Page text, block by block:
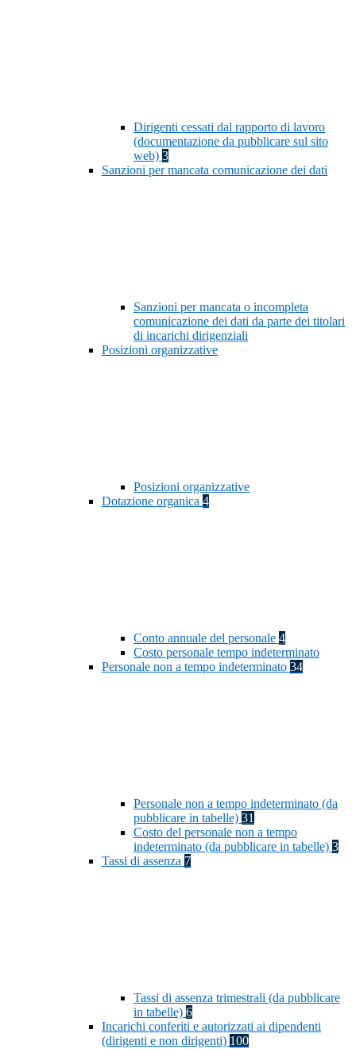
Dirigenti cessati dal rapporto di lavoro
(documentazione da pubblicare sul sito
web) 3
Sanzioni per mancata comunicazione dei dati
Sanzioni per mancata o incompleta
comunicazione dei dati da parte dei titolari
di incarichi dirigenziali
Posizioni organizzative
Posizioni organizzative
Dotazione organica 4
Conto annuale del personale 4
Costo personale tempo indeterminato
Personale non a tempo indeterminato 34
Personale non a tempo indeterminato (da
pubblicare in tabelle) 31
Costo del personale non a tempo
indeterminato (da pubblicare in tabelle) 3
Tassi di assenza 7
Tassi di assenza trimestrali (da pubblicare
in tabelle) 6
Incarichi conferiti e autorizzati ai dipendenti
(dirigenti e non dirigenti) 100